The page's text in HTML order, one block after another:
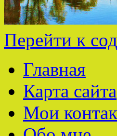
Перейти к
Главная
Карта сайта
Мои